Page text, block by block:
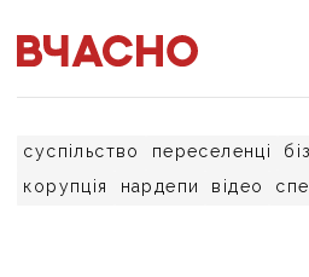
суспільство переселенці
корупція
нардепи відео